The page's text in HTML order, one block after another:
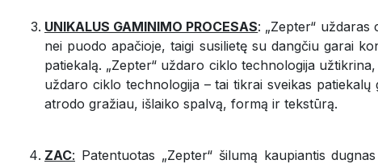
UNIKALUS GAMINIMO PROCESAS: „Zepter“
nei puodo apačioje, taigi susilietę su dangčiu garai
patiekalą. „Zepter“ uždaro ciklo technologija
uždaro ciklo technologija – tai tikrai sveikas
atrodo gražiau, išlaiko spalvą, formą ir tekstūrą.
ZAC: Patentuotas „Zepter“ šilumą kaupiantis